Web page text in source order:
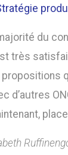
du
très
d’autres